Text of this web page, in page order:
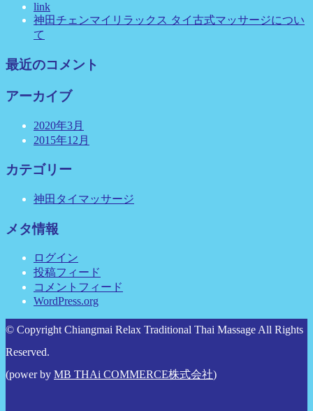
link
神田チェンマイリラックス タイ古式マッサージについ
て
最近のコメント
アーカイブ
2020年3月
2015年12月
カテゴリー
神田タイマッサージ
メタ情報
ログイン
投稿フィード
コメントフィード
WordPress.org
© Copyright Chiangmai Relax Traditional Thai Massage All Rights
Reserved.
(power by MB THAi COMMERCE株式会社)